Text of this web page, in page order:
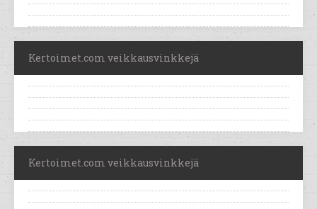
Kertoimet.com veikkausvinkkejä
Kertoimet.com veikkausvinkkejä